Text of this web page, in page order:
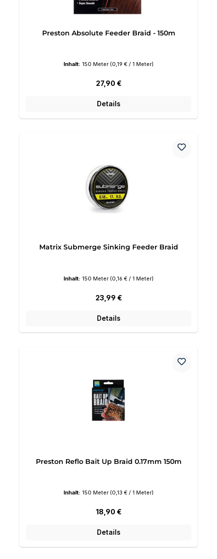
Preston Absolute Feeder Braid - 150m
Inhalt: 150 Meter (0,19 € / 1 Meter)
Regulärer Preis:
27,90 €
Details
Matrix Submerge Sinking Feeder Braid
Inhalt: 150 Meter (0,16 € / 1 Meter)
Regulärer Preis:
23,99 €
Details
Preston Reflo Bait Up Braid 0.17mm 150m
Inhalt: 150 Meter (0,13 € / 1 Meter)
Regulärer Preis:
18,90 €
Details